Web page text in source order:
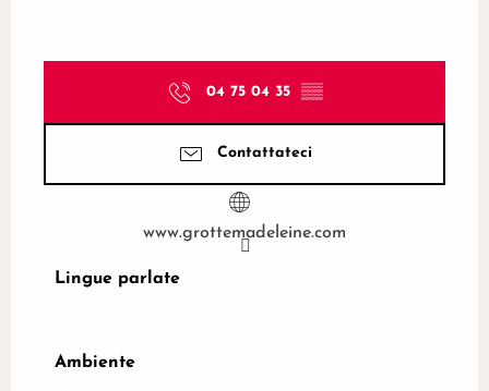
04 75 04 35 ▒▒
Contattateci
www.grottemadeleine.com
Lingue parlate
Lingue parlate
Ambiente
Ambiente